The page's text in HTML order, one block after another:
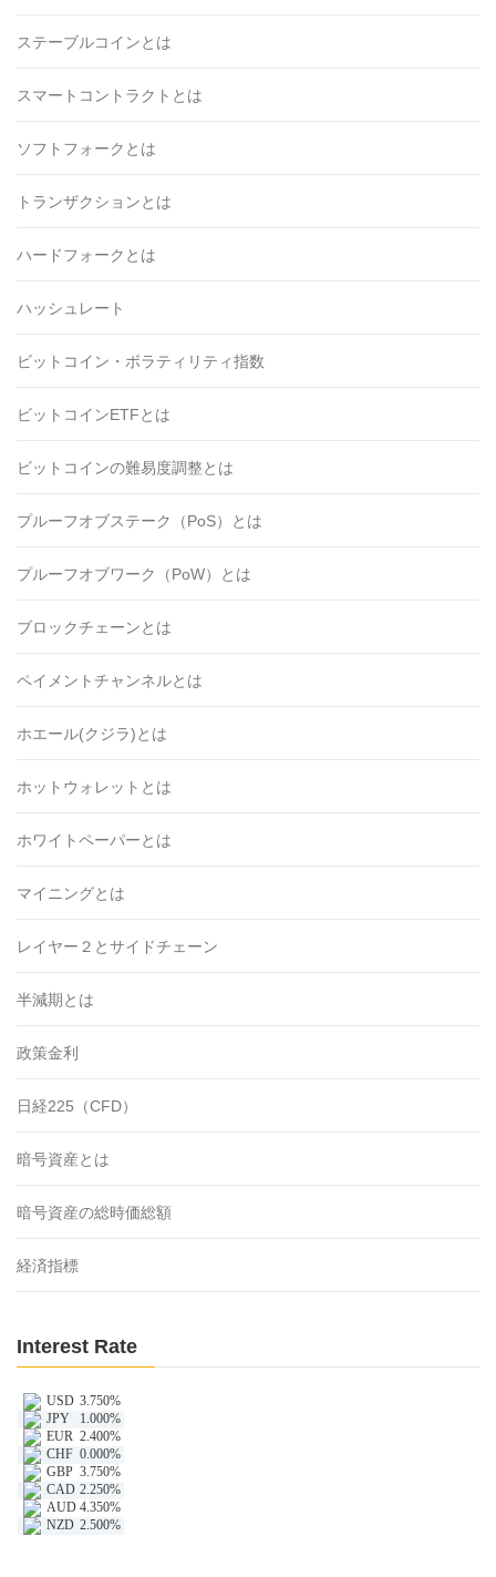
ステーブルコインとは
スマートコントラクトとは
ソフトフォークとは
トランザクションとは
ハードフォークとは
ハッシュレート
ビットコイン・ボラティリティ指数
ビットコインETFとは
ビットコインの難易度調整とは
プルーフオブステーク（PoS）とは
プルーフオブワーク（PoW）とは
ブロックチェーンとは
ペイメントチャンネルとは
ホエール(クジラ)とは
ホットウォレットとは
ホワイトペーパーとは
マイニングとは
レイヤー２とサイドチェーン
半減期とは
政策金利
日経225（CFD）
暗号資産とは
暗号資産の総時価総額
経済指標
Interest Rate